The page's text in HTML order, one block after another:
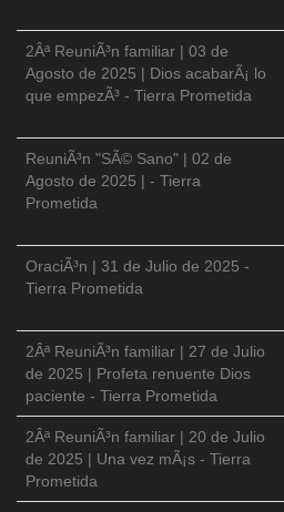
2Âª ReuniÃ³n familiar | 03 de
Agosto de 2025 | Dios acabarÃ¡ lo
que empezÃ³ - Tierra Prometida
ReuniÃ³n "SÃ© Sano" | 02 de
Agosto de 2025 | - Tierra
Prometida
OraciÃ³n | 31 de Julio de 2025 -
Tierra Prometida
2Âª ReuniÃ³n familiar | 27 de Julio
de 2025 | Profeta renuente Dios
paciente - Tierra Prometida
2Âª ReuniÃ³n familiar | 20 de Julio
de 2025 | Una vez mÃ¡s - Tierra
Prometida